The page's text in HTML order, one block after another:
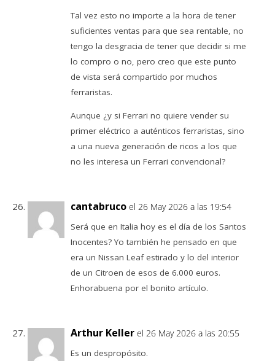
Tal vez esto no importe a la hora de tener
suficientes ventas para que sea rentable, no
tengo la desgracia de tener que decidir si me
lo compro o no, pero creo que este punto
de vista será compartido por muchos
ferraristas.
Aunque ¿y si Ferrari no quiere vender su
primer eléctrico a auténticos ferraristas, sino
a una nueva generación de ricos a los que
no les interesa un Ferrari convencional?
cantabruco el 26 May 2026 a las 19:54
Será que en Italia hoy es el día de los Santos
Inocentes? Yo también he pensado en que
era un Nissan Leaf estirado y lo del interior
de un Citroen de esos de 6.000 euros.
Enhorabuena por el bonito artículo.
Arthur Keller el 26 May 2026 a las 20:55
Es un despropósito.